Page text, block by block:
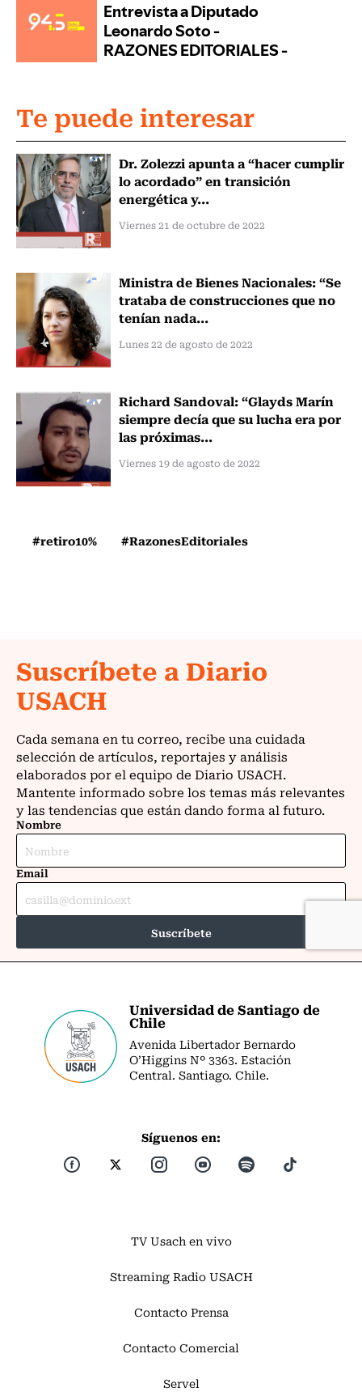
Te puede interesar
Dr. Zolezzi apunta a “hacer cumplir
lo acordado” en transición
energética y...
Viernes 21 de octubre de 2022
Ministra de Bienes Nacionales: “Se
trataba de construcciones que no
tenían nada...
Lunes 22 de agosto de 2022
Richard Sandoval: “Glayds Marín
siempre decía que su lucha era por
las próximas...
Viernes 19 de agosto de 2022
#retiro10% #RazonesEditoriales
Universidad de Santiago de
Chile
Avenida Libertador Bernardo
O’Higgins Nº 3363. Estación
Central. Santiago. Chile.
Síguenos en:
TV Usach en vivo
Streaming Radio USACH
Contacto Prensa
Contacto Comercial
Servel